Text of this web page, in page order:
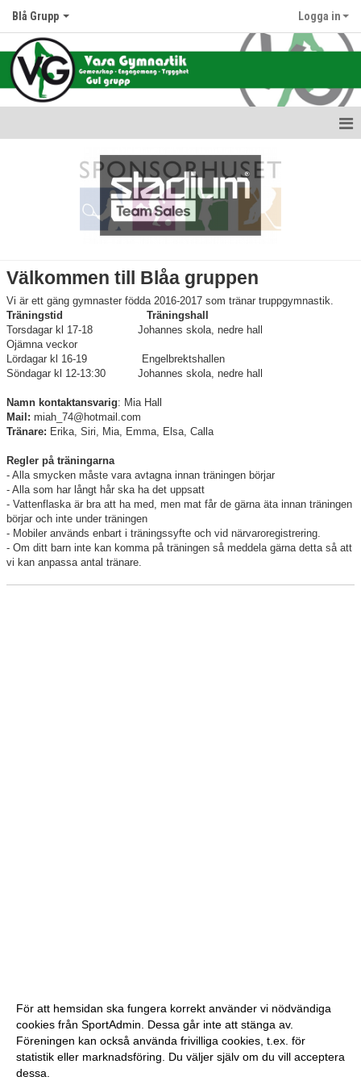
Blå Grupp Logga in
Kontakt
Välkommen till Blåa gruppen
Vi är ett gäng gymnaster födda 2016-2017 som tränar truppgymnastik.
Träningstid Träningshall
Torsdagar kl 17-18 Johannes skola, nedre hall
Ojämna veckor
Lördagar kl 16-19 Engelbrektshallen
Söndagar kl 12-13:30 Johannes skola, nedre hall
Namn kontaktansvarig: Mia Hall
Mail: miah_74@hotmail.com
Tränare: Erika, Siri, Mia, Emma, Elsa, Calla
Regler på träningarna
- Alla smycken måste vara avtagna innan träningen börjar
- Alla som har långt hår ska ha det uppsatt
- Vattenflaska är bra att ha med, men mat får de gärna äta innan träningen
börjar och inte under träningen
- Mobiler används enbart i träningssyfte och vid närvaroregistrering.
- Om ditt barn inte kan komma på träningen så meddela gärna detta så att
vi kan anpassa antal tränare.
För att hemsidan ska fungera korrekt använder vi nödvändiga
cookies från SportAdmin. Dessa går inte att stänga av.
Föreningen kan också använda frivilliga cookies, t.ex. för
statistik eller marknadsföring. Du väljer själv om du vill acceptera
dessa.